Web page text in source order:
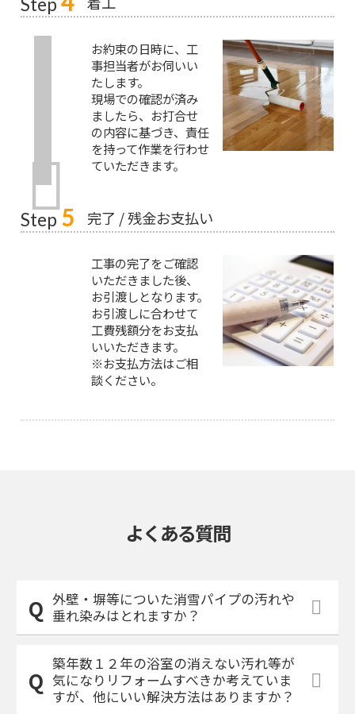
Step
お約束の日時に、工
事担当者がお伺いい
たします。
現場での確認が済み
ましたら、お打合せ
の内容に基づき、責任
を持って作業を行わせ
ていただきます。
Step 5 完了 / 残金お支払い
工事の完了をご確認
いただきました後、
お引渡しとなります。
お引渡しに合わせて
工費残額分をお支払
いいただきます。
※お支払方法はご相
談ください。
よくある質問
外壁・塀等についた消雪パイプの汚れや
垂れ染みはとれますか？
築年数１２年の浴室の消えない汚れ等が
気になりリフォームすべきか考えていま
すが、他にいい解決方法はありますか？